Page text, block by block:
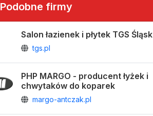
Podobne firmy
Salon łazienek i płytek TGS Śląsk
tgs.pl
PHP MARGO - producent łyżek i
chwytaków do koparek
margo-antczak.pl